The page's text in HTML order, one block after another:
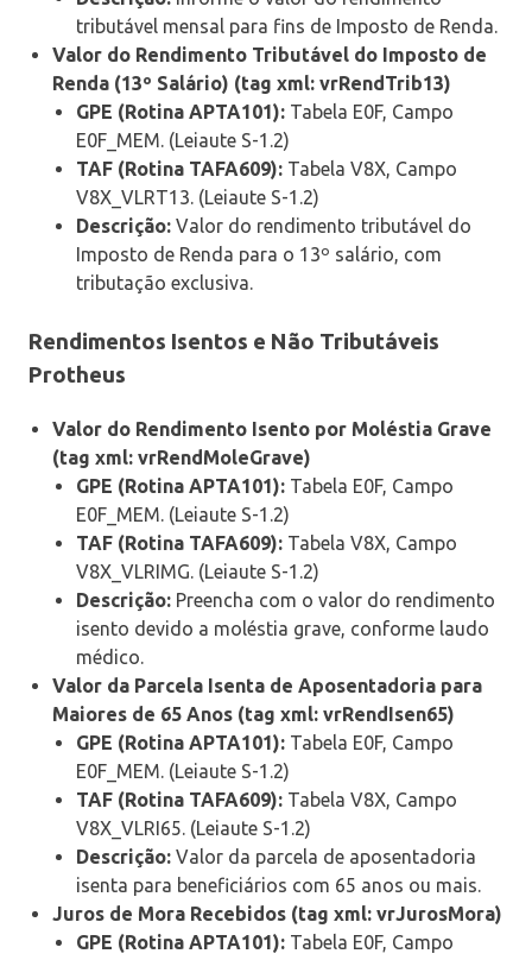
tributável mensal para fins de Imposto de Renda.
Valor do Rendimento Tributável do Imposto de
Renda (13º Salário) (tag xml: vrRendTrib13)
GPE (Rotina APTA101): Tabela E0F, Campo
E0F_MEM. (Leiaute S-1.2)
TAF (Rotina TAFA609): Tabela V8X, Campo
V8X_VLRT13. (Leiaute S-1.2)
Descrição: Valor do rendimento tributável do
Imposto de Renda para o 13º salário, com
tributação exclusiva.
Rendimentos Isentos e Não Tributáveis
Protheus
Valor do Rendimento Isento por Moléstia Grave
(tag xml: vrRendMoleGrave)
GPE (Rotina APTA101): Tabela E0F, Campo
E0F_MEM. (Leiaute S-1.2)
TAF (Rotina TAFA609): Tabela V8X, Campo
V8X_VLRIMG. (Leiaute S-1.2)
Descrição: Preencha com o valor do rendimento
isento devido a moléstia grave, conforme laudo
médico.
Valor da Parcela Isenta de Aposentadoria para
Maiores de 65 Anos (tag xml: vrRendIsen65)
GPE (Rotina APTA101): Tabela E0F, Campo
E0F_MEM. (Leiaute S-1.2)
TAF (Rotina TAFA609): Tabela V8X, Campo
V8X_VLRI65. (Leiaute S-1.2)
Descrição: Valor da parcela de aposentadoria
isenta para beneficiários com 65 anos ou mais.
Juros de Mora Recebidos (tag xml: vrJurosMora)
GPE (Rotina APTA101): Tabela E0F, Campo